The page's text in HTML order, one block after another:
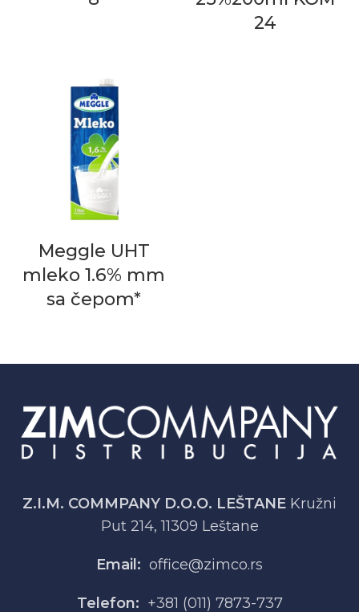
24
Meggle UHT
mleko 1.6% mm
sa čepom*
Z.I.M. COMMPANY D.O.O. LEŠTANE Kružni
Put 214, 11309 Leštane
Email: office@zimco.rs
Telefon: +381 (011) 7873-737